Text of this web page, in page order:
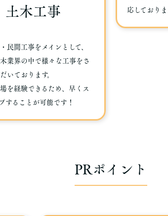
土木工事
民間工事をメインとして、
業界の中で様々な工事をさ
いております。
を経験できるため、早くス
することが可能です！
応しておりま
PRポイント